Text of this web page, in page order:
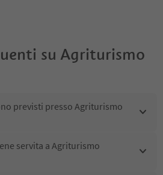
su Agriturismo
previsti presso Agriturismo
servita a Agriturismo